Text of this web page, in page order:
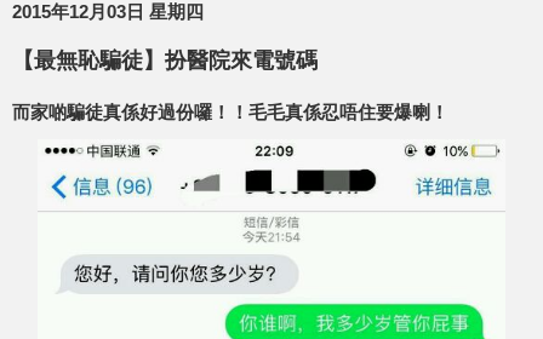
2015年12月03日 星期四
【最無恥騙徒】扮醫院來電號碼
而家啲騙徒真係好過份囉！！毛毛真係忍唔住要爆喇！